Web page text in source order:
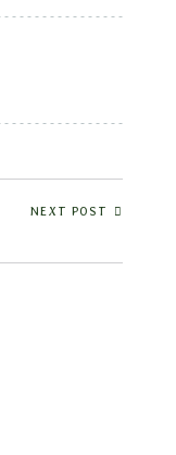
NEXT POST